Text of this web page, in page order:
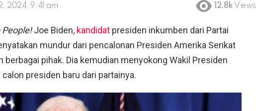
2024, 9:41 am 12.8k Views
People!Joe Biden, kandidat presiden inkumben dari Partai
mundur dari pencalonan Presiden Amerika Serikat
berbagai pihak. Dia kemudian menyokong Wakil Presiden
presiden baru dari partainya.